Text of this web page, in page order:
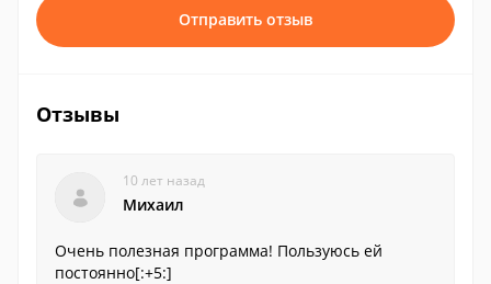
Отправить отзыв
Отзывы
10 лет назад
Михаил
Очень полезная программа! Пользуюсь ей
постоянно[:+5:]